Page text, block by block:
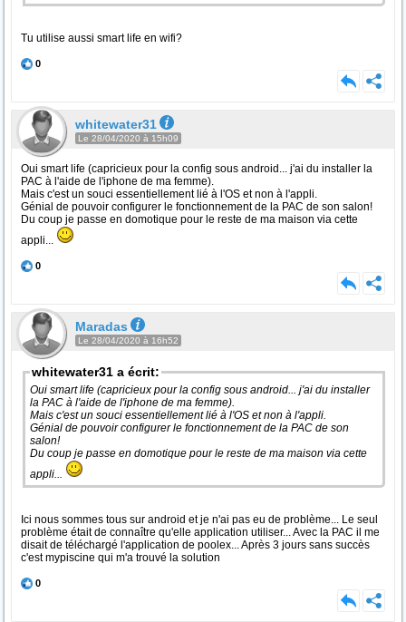
Tu utilise aussi smart life en wifi?
0
whitewater31
Le 28/04/2020 à 15h09
Oui smart life (capricieux pour la config sous android... j'ai du installer la
PAC à l'aide de l'iphone de ma femme).
Mais c'est un souci essentiellement lié à l'OS et non à l'appli.
Génial de pouvoir configurer le fonctionnement de la PAC de son salon!
Du coup je passe en domotique pour le reste de ma maison via cette
appli...
0
Maradas
Le 28/04/2020 à 16h52
whitewater31 a écrit:
Oui smart life (capricieux pour la config sous android... j'ai du installer
la PAC à l'aide de l'iphone de ma femme).
Mais c'est un souci essentiellement lié à l'OS et non à l'appli.
Génial de pouvoir configurer le fonctionnement de la PAC de son
salon!
Du coup je passe en domotique pour le reste de ma maison via cette
appli...
Ici nous sommes tous sur android et je n'ai pas eu de problème... Le seul
problème était de connaître qu'elle application utiliser... Avec la PAC il me
disait de téléchargé l'application de poolex... Après 3 jours sans succès
c'est mypiscine qui m'a trouvé la solution
0